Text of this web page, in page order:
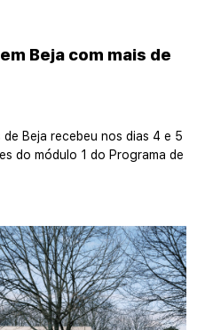
Beja com mais de
Beja recebeu nos dias 4 e 5
do módulo 1 do Programa de